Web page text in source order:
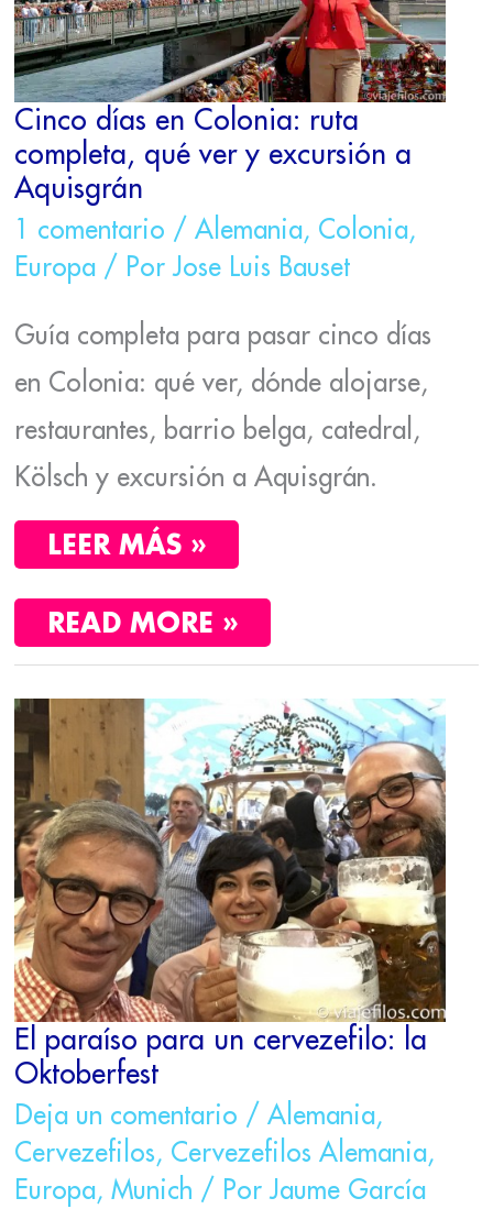
Cinco días en Colonia: ruta
completa, qué ver y excursión a
Aquisgrán
1 comentario / Alemania, Colonia,
Europa/ PorJose Luis Bauset
Guía completa para pasar cinco días
en Colonia: qué ver, dónde alojarse,
restaurantes, barrio belga, catedral,
Kölsch y excursión a Aquisgrán.
LEER MÁS »
VER
Y
EXCURSIÓN
A
AQUISGRÁN
READ MORE »
El paraíso para un cervezefilo: la
Oktoberfest
Deja un comentario / Alemania,
Cervezefilos, Cervezefilos Alemania,
Europa, Munich / PorJaume García
EL
PARAÍSO
PARA
UN
CERVEZEFILO:
LA
OKTOBERFEST